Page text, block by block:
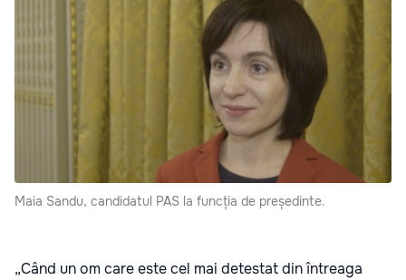
Maia Sandu, candidatul PAS la funcția de președinte.
„Când un om care este cel mai detestat din întreaga